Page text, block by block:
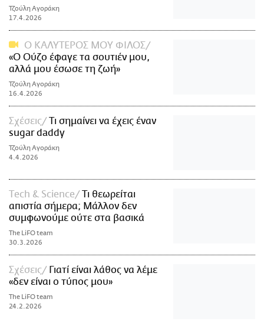
Τζούλη Αγοράκη
17.4.2026
Ο ΚΑΛΥΤΕΡΟΣ ΜΟΥ ΦΙΛΟΣ
«Ο Ούζο έφαγε τα σουτιέν μου,
αλλά μου έσωσε τη ζωή»
Τζούλη Αγοράκη
16.4.2026
Σχέσεις
Τι σημαίνει να έχεις έναν
sugar daddy
Τζούλη Αγοράκη
4.4.2026
Τech & Science
Τι θεωρείται
απιστία σήμερα; Μάλλον δεν
συμφωνούμε ούτε στα βασικά
The LiFO team
30.3.2026
Σχέσεις
Γιατί είναι λάθος να λέμε
«δεν είναι ο τύπος μου»
The LiFO team
24.2.2026